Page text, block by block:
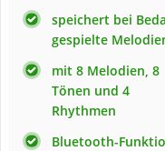
speichert bei
gespielte
mit 8 Melodien, 8
Tönen und 4
Rhythmen
Bluetooth-